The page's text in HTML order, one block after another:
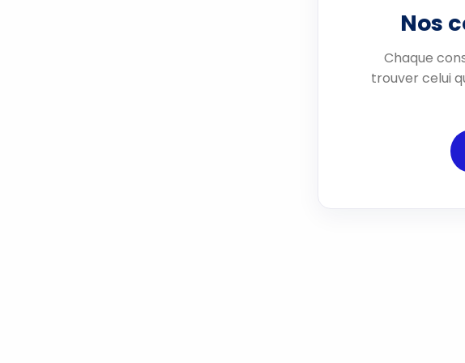
Nos
Chaque
trouver celui